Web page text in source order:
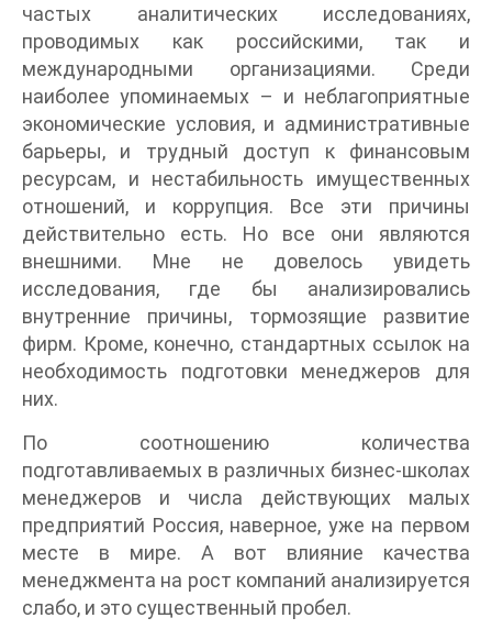
частых аналитических исследованиях,
проводимых как российскими, так и
международными организациями. Среди
наиболее упоминаемых – и неблагоприятные
экономические условия, и административные
барьеры, и трудный доступ к финансовым
ресурсам, и нестабильность имущественных
отношений, и коррупция. Все эти причины
действительно есть. Но все они являются
внешними. Мне не довелось увидеть
исследования, где бы анализировались
внутренние причины, тормозящие развитие
фирм. Кроме, конечно, стандартных ссылок на
необходимость подготовки менеджеров для
них.
По соотношению количества
подготавливаемых в различных бизнес-школах
менеджеров и числа действующих малых
предприятий Россия, наверное, уже на первом
месте в мире. А вот влияние качества
менеджмента на рост компаний анализируется
слабо, и это существенный пробел.